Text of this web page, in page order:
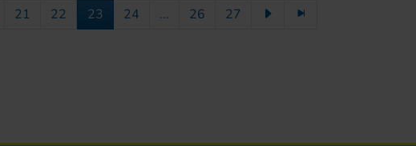
21 22 23 24 ... 26 27